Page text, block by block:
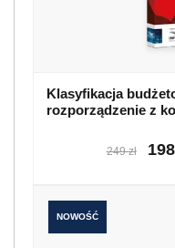
Klasyfikacja
rozporządzenie z
249 zł
NOWOŚĆ